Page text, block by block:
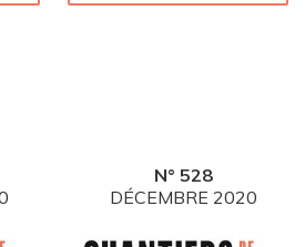
N° 528
DÉCEMBRE 2020